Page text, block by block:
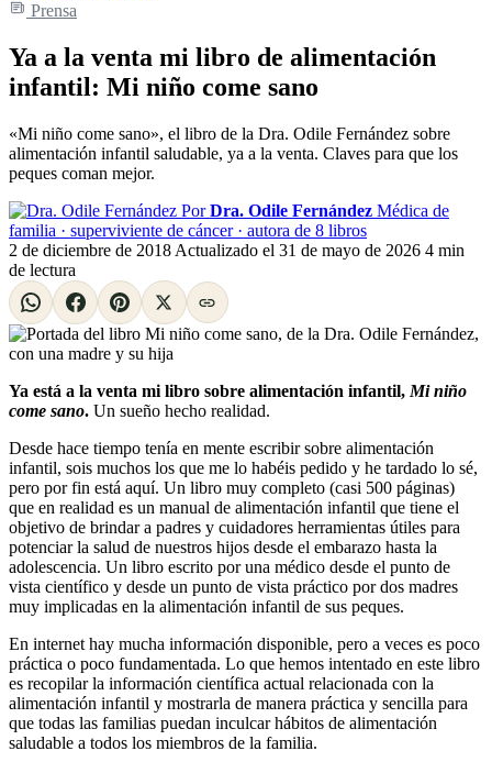
Prensa
Ya a la venta mi libro de alimentación
infantil: Mi niño come sano
«Mi niño come sano», el libro de la Dra. Odile Fernández sobre
alimentación infantil saludable, ya a la venta. Claves para que los
peques coman mejor.
Por Dra. Odile Fernández Médica de
familia · superviviente de cáncer · autora de 8 libros
2 de diciembre de 2018 Actualizado el 31 de mayo de 2026 4 min
de lectura
Ya está a la venta mi libro sobre alimentación infantil, Mi niño
come sano. Un sueño hecho realidad.
Desde hace tiempo tenía en mente escribir sobre alimentación
infantil, sois muchos los que me lo habéis pedido y he tardado lo sé,
pero por fin está aquí. Un libro muy completo (casi 500 páginas)
que en realidad es un manual de alimentación infantil que tiene el
objetivo de brindar a padres y cuidadores herramientas útiles para
potenciar la salud de nuestros hijos desde el embarazo hasta la
adolescencia. Un libro escrito por una médico desde el punto de
vista científico y desde un punto de vista práctico por dos madres
muy implicadas en la alimentación infantil de sus peques.
En internet hay mucha información disponible, pero a veces es poco
práctica o poco fundamentada. Lo que hemos intentado en este libro
es recopilar la información científica actual relacionada con la
alimentación infantil y mostrarla de manera práctica y sencilla para
que todas las familias puedan inculcar hábitos de alimentación
saludable a todos los miembros de la familia.